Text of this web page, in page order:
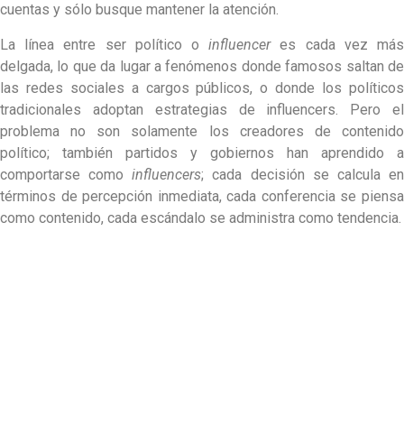
cuentas y sólo busque mantener la atención.
La línea entre ser político oinfluenceres cada vez más
delgada, lo que da lugar a fenómenos donde famosos saltan de
las redes sociales a cargos públicos, o donde los políticos
tradicionales adoptan estrategias de influencers. Pero el
problema no son solamente los creadores de contenido
político; también partidos y gobiernos han aprendido a
comportarse comoinfluencers; cada decisión se calcula en
términos de percepción inmediata, cada conferencia se piensa
como contenido, cada escándalo se administra como tendencia.